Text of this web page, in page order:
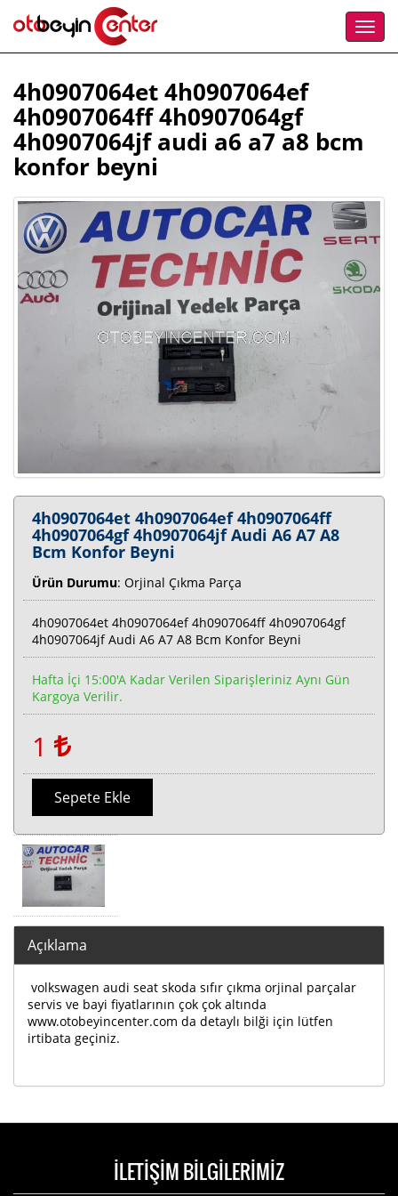
4h0907064et 4h0907064ef
4h0907064ff 4h0907064gf
4h0907064jf audi a6 a7 a8 bcm
konfor beyni
4h0907064et 4h0907064ef 4h0907064ff
4h0907064gf 4h0907064jf Audi A6 A7 A8
Bcm Konfor Beyni
Ürün Durumu: Orjinal Çıkma Parça
4h0907064et 4h0907064ef 4h0907064ff 4h0907064gf
4h0907064jf Audi A6 A7 A8 Bcm Konfor Beyni
Hafta İçi 15:00'a Kadar Verilen Siparişleriniz Aynı Gün
Kargoya Verilir.
1
Sepete Ekle
Açıklama
volkswagen audi seat skoda sıfır çıkma orjinal parçalar
servis ve bayi fiyatlarının çok çok altında
www.otobeyincenter.com da detaylı bilği için lütfen
irtibata geçiniz.
İLETİŞİM BİLGİLERİMİZ